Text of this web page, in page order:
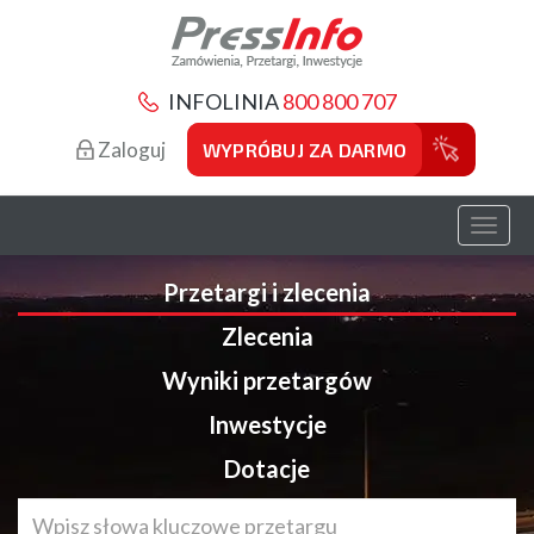
INFOLINIA800 800 707
Zaloguj WYPRÓBUJ ZA DARMO
Toggle
Przetargi i zlecenia
Zlecenia
Wyniki przetargów
Inwestycje
Dotacje